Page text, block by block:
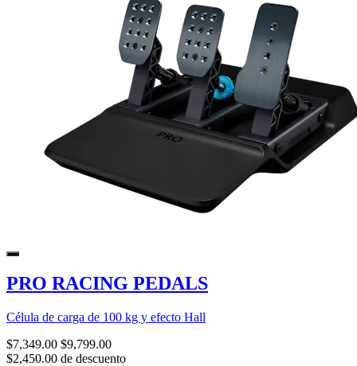
PRO RACING PEDALS
Célula de carga de 100 kg y efecto Hall
$7,349.00 $9,799.00
$2,450.00 de descuento